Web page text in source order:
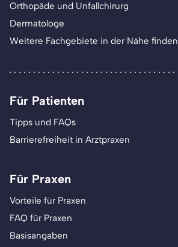
Orthopäde und Unfallchirurg
Dermatologe
Weitere Fachgebiete in der Nähe finden
Für Patienten
Tipps und FAQs
Barrierefreiheit in Arztpraxen
Für Praxen
Vorteile für Praxen
FAQ für Praxen
Basisangaben